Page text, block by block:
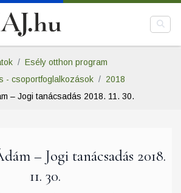
Esély otthon program
- csoportfoglalkozások
2018
– Jogi tanácsadás 2018. 11. 30.
– Jogi tanácsadás 2018.
11. 30.